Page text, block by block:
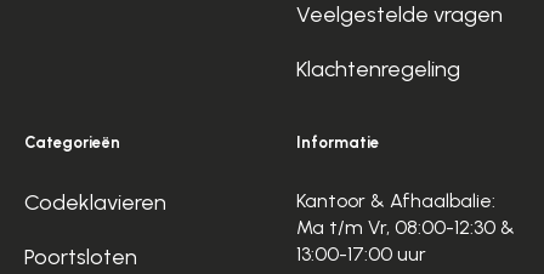
Veelgestelde vragen
Klachtenregeling
Categorieën
Codeklavieren
Poortsloten
Informatie
Kantoor & Afhaalbalie:
Ma t/m Vr, 08:00-12:30 &
13:00-17:00 uur